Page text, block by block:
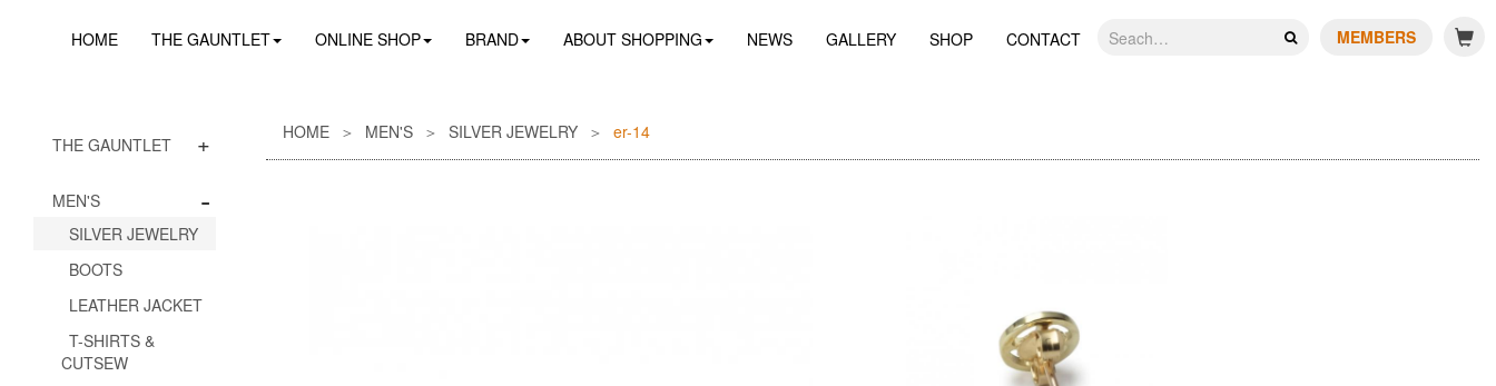
HOME THE GAUNTLET ONLINE SHOP BRAND ABOUT SHOPPING NEWS GALLERY SHOP CONTACT MEMBERS
HOME MEN'S SILVER JEWELRY er-14
THE GAUNTLET +
MEN'S
SILVER JEWELRY
BOOTS
LEATHER JACKET
T-SHIRTS &
CUTSEW
-